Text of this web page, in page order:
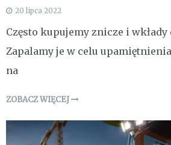
20 lipca 2022
Często kupujemy znicze i wkłady
Zapalamy je w celu
na
ZOBACZ WIĘCEJ